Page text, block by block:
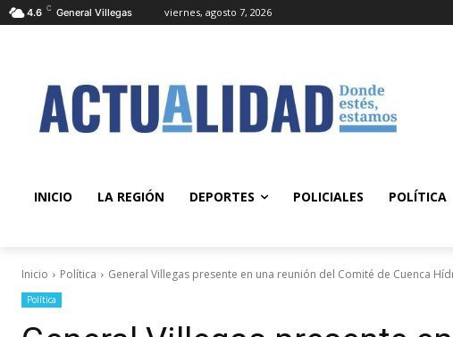
4.6 C General Villegas viernes, agosto 7, 2026
INICIO LA REGIÓN DEPORTES POLICIALES POLÍTICA
Inicio Política General Villegas presente en una reunión del Comité de Cuenca
Política